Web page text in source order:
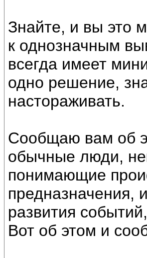
Знайте, и вы это
к однозначным
всегда имеет
одно решение,
настораживать.
Сообщаю вам об
обычные люди,
понимающие
предназначения,
развития
Вот об этом и